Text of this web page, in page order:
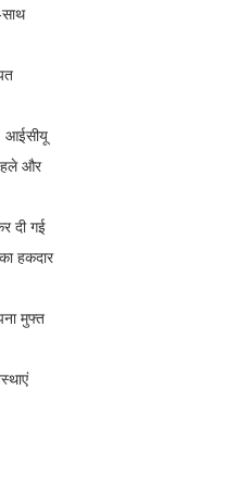
आईसीयू
और
दी गई
हकदार
मुफ्त